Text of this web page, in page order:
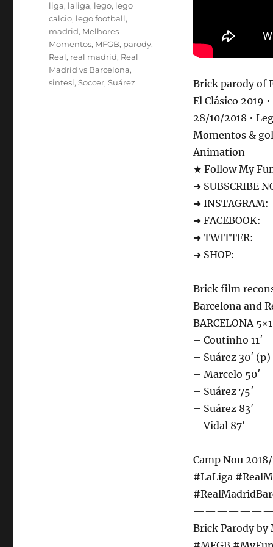
Brick parody of
El Clásico 2019
28/10/2018 •
Momentos &
Animation
★ Follow My
➜ SUBSCRIBE
➜ INSTAGRAM:
➜ FACEBOOK:
➜ TWITTER:
➜ SHOP:
Brick film
Barcelona and
BARCELONA
– Coutinho 11′
– Suárez 30′ (p)
– Marcelo 50′
– Suárez 75′
– Suárez 83′
– Vidal 87′
Camp Nou
#LaLiga
Brick Parody by
liga, laliga, lego, lego
calcio, lego football,
madrid, Melhores
Momentos, MFGB, parody,
Real, real madrid, Real
Madrid vs Barcelona,
sintesi,Soccer,Suárez